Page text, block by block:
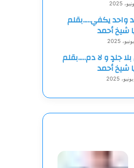
واحد يكفي…..بقلم
شيخ أحمد
جلدٍ و لا دم…..بقلم
شيخ أحمد